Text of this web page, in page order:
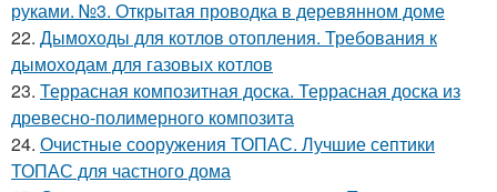
руками. №3. Открытая проводка в деревянном доме
22. Дымоходы для котлов отопления. Требования к
дымоходам для газовых котлов
23. Террасная композитная доска. Террасная доска из
древесно-полимерного композита
24. Очистные сооружения ТОПАС. Лучшие септики
ТОПАС для частного дома